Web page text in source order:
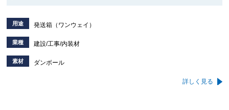
用途 発送箱（ワンウェイ）
業種 建設/工事/内装材
素材 ダンボール
詳しく見る